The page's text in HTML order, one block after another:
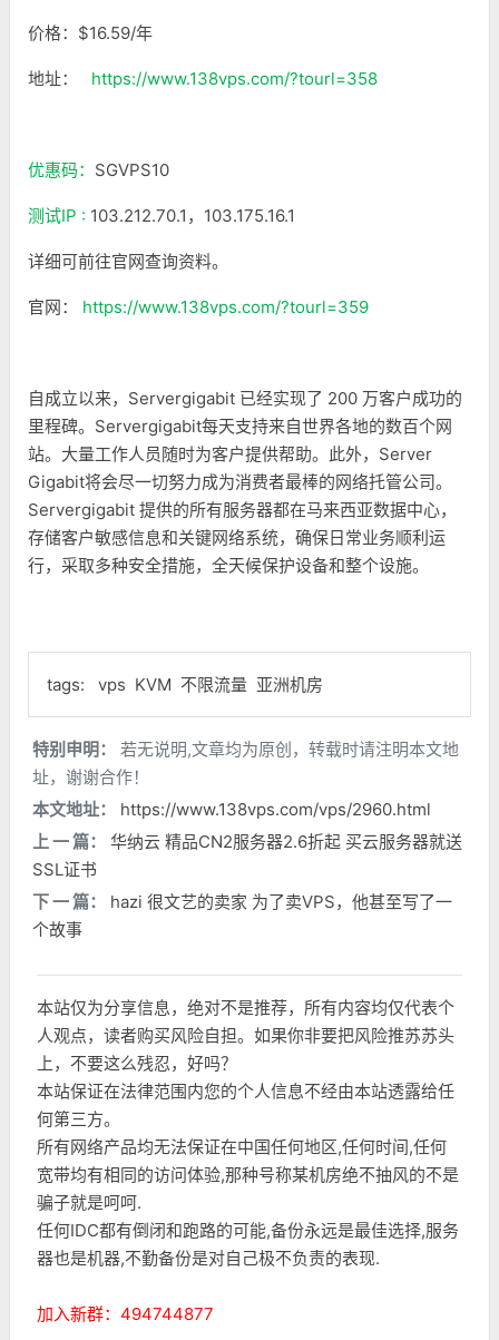
价格：$16.59/年
地址： https://www.138vps.com/?tourl=358
优惠码： SGVPS10
测试IP : 103.212.70.1，103.175.16.1
详细可前往官网查询资料。
官网： https://www.138vps.com/?tourl=359
自成立以来，Servergigabit 已经实现了 200 万客户成功的
里程碑。Servergigabit每天支持来自世界各地的数百个网
站。大量工作人员随时为客户提供帮助。此外，Server
Gigabit将会尽一切努力成为消费者最棒的网络托管公司。
Servergigabit 提供的所有服务器都在马来西亚数据中心，
存储客户敏感信息和关键网络系统，确保日常业务顺利运
行，采取多种安全措施，全天候保护设备和整个设施。
tags: vps KVM 不限流量 亚洲机房
特别申明：
若无说明,文章均为原创，转载时请注明本文地
址，谢谢合作！
本文地址：
https://www.138vps.com/vps/2960.html
上 一 篇：
华纳云 精品CN2服务器2.6折起 买云服务器就送
SSL证书
下 一 篇：
hazi 很文艺的卖家 为了卖VPS，他甚至写了一
个故事
本站仅为分享信息，绝对不是推荐，所有内容均仅代表个
人观点，读者购买风险自担。如果你非要把风险推苏苏头
上，不要这么残忍，好吗？
本站保证在法律范围内您的个人信息不经由本站透露给任
何第三方。
所有网络产品均无法保证在中国任何地区,任何时间,任何
宽带均有相同的访问体验,那种号称某机房绝不抽风的不是
骗子就是呵呵.
任何IDC都有倒闭和跑路的可能,备份永远是最佳选择,服务
器也是机器,不勤备份是对自己极不负责的表现.
加入新群：494744877